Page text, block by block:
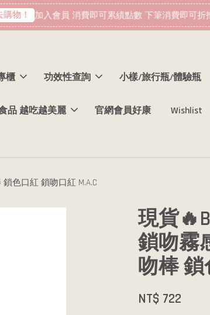
！ 加入會員 消費即可累績點數 下筆消費即可折抵
櫃 功效性查詢 小樣/旅行瓶/體驗瓶
品 越吃越美麗 官網會員好康 Wishlist
色口紅 鎖吻口紅 M.A.C
現貨
鎖吻霧
吻棒 鎖
NT$ 722